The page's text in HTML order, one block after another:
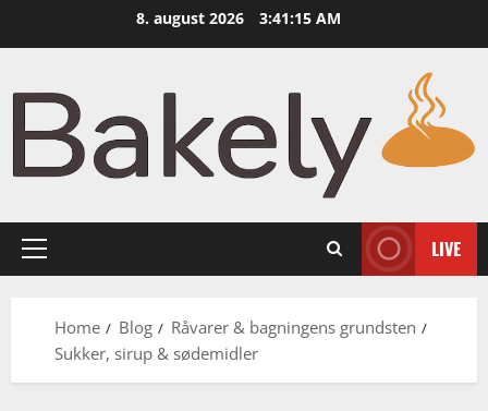
8. august 2026 3:41:16 AM
Primary
LIVE
Home Blog
Råvarer & bagningens grundsten
Sukker, sirup & sødemidler